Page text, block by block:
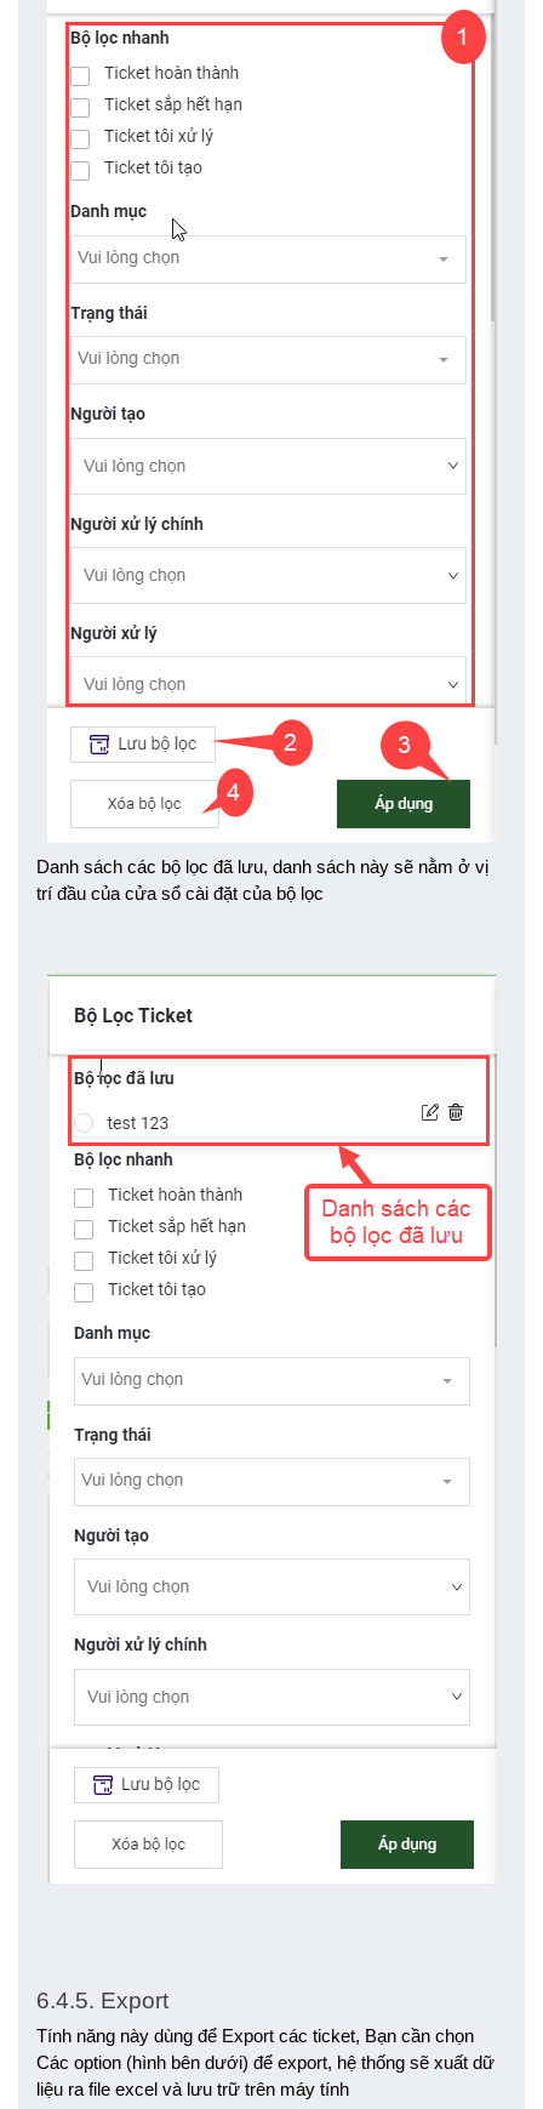
Danh sách các bộ lọc đã lưu, danh sách này sẽ nằm ở vị
trí đầu của cửa sổ cài đặt của bộ lọc
6.4.5. Export
Tính năng này dùng để Export các ticket, Bạn cần chọn
Các option (hình bên dưới) để export, hệ thống sẽ xuất dữ
liệu ra file excel và lưu trữ trên máy tính